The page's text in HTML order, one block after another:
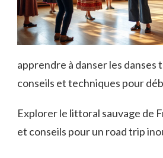
apprendre à danser les danses
conseils et techniques pour
Explorer le littoral sauvage de
et conseils pour un road trip